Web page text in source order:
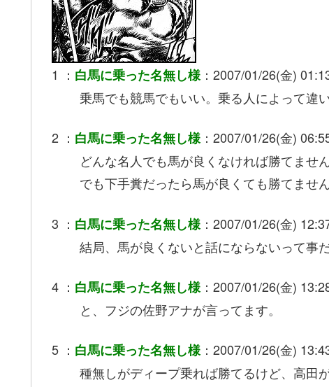
1 ： 白馬に乗った名無し様 ：2007/01/26(金)
乗馬でも競馬でもいい。乗る人によって違
2 ： 白馬に乗った名無し様：2007/01/26(金)
どんな名人でも馬が良くなければ勝てませ
でも下手糞だったら馬が良くても勝てませ
3 ： 白馬に乗った名無し様 ：2007/01/26(金)
結局、馬が良くないと話にならないって事
4 ： 白馬に乗った名無し様 ：2007/01/26(金)
と、フジの佐野アナが言ってます。
5 ： 白馬に乗った名無し様 ：2007/01/26(金)
種無しがディープ乗れば勝てるけど、高田